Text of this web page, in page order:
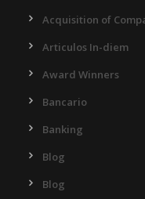
Acquisition of
Articulos In-diem
Award Winners
Bancario
Banking
Blog
Blog